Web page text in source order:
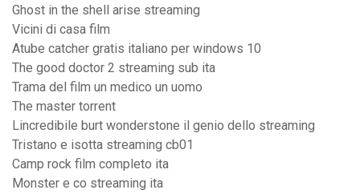
Ghost in the shell arise streaming
Vicini di casa film
Atube catcher gratis italiano per windows 10
The good doctor 2 streaming sub ita
Trama del film un medico un uomo
The master torrent
Lincredibile burt wonderstone il genio dello streaming
Tristano e isotta streaming cb01
Camp rock film completo ita
Monster e co streaming ita